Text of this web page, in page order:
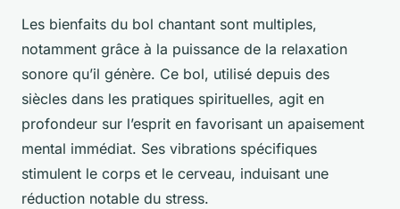
Les bienfaits du bol chantant sont multiples,
notamment grâce à la puissance de la relaxation
sonore qu’il génère. Ce bol, utilisé depuis des
siècles dans les pratiques spirituelles, agit en
profondeur sur l’esprit en favorisant un apaisement
mental immédiat. Ses vibrations spécifiques
stimulent le corps et le cerveau, induisant une
réduction notable du stress.